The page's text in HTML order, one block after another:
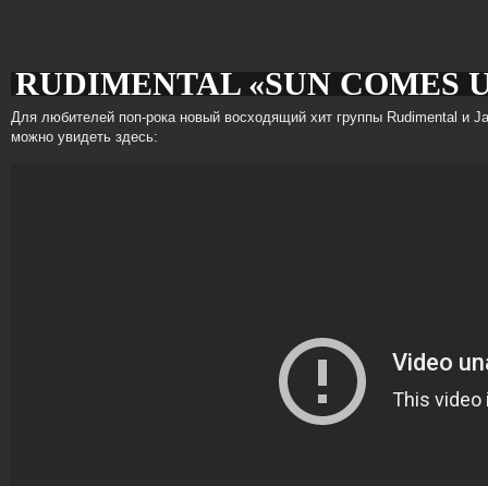
RUDIMENTAL «SUN
НА БУУ!
Создано: ADMIN Ср, 12/07/2017
Для любителей поп-рока новый восходящий хит группы Rudimental и
можно увидеть здесь: